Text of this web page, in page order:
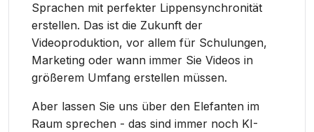
Sprachen mit perfekter Lippensynchronität
erstellen. Das ist die Zukunft der
Videoproduktion, vor allem für Schulungen,
Marketing oder wann immer Sie Videos in
größerem Umfang erstellen müssen.
Aber lassen Sie uns über den Elefanten im
Raum sprechen - das sind immer noch KI-